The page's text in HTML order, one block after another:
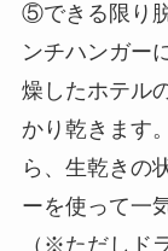
⑤できる限り
ンチハンガー
燥したホテル
かり乾きます
ら、生乾きの
ーを使って一
（※ただしド